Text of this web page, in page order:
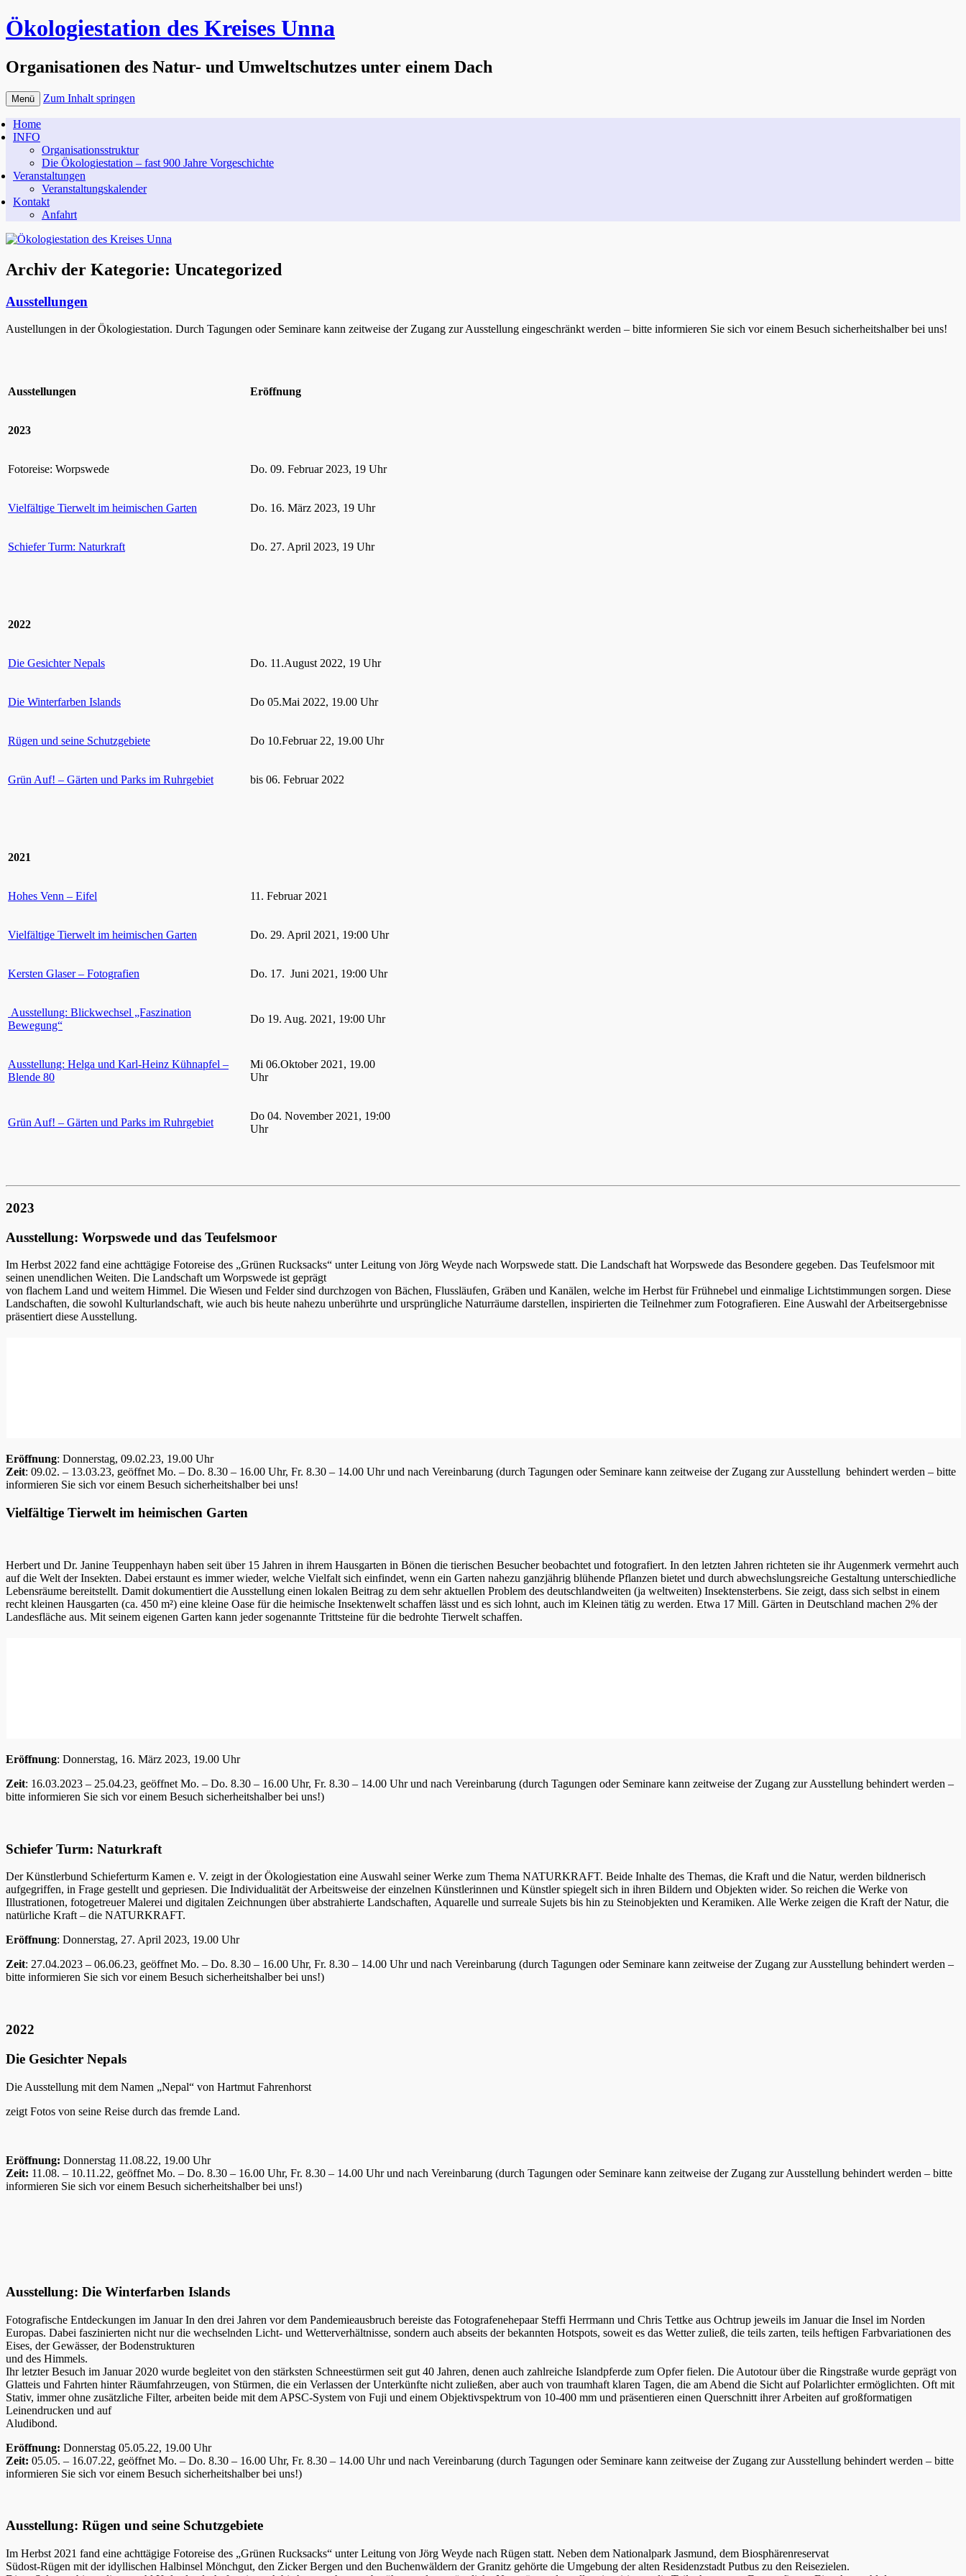
Ökologiestation des Kreises Unna
Organisationen des Natur- und Umweltschutzes unter einem Dach
Menü Zum Inhalt springen
Home
INFO
Organisationsstruktur
Die Ökologiestation – fast 900 Jahre Vorgeschichte
Veranstaltungen
Veranstaltungskalender
Kontakt
Anfahrt
Archiv der Kategorie: Uncategorized
Ausstellungen
Austellungen in der Ökologiestation. Durch Tagungen oder Seminare kann zeitweise der Zugang zur Ausstellung eingeschränkt werden – bitte informieren Sie sich vor einem Besuch sicherheitshalber bei uns!
Ausstellungen Eröffnung
2023
Fotoreise: Worpswede Do. 09. Februar 2023, 19 Uhr
Vielfältige Tierwelt im heimischen Garten Do. 16. März 2023, 19 Uhr
Schiefer Turm: Naturkraft Do. 27. April 2023, 19 Uhr
2022
Die Gesichter Nepals Do. 11.August 2022, 19 Uhr
Die Winterfarben Islands Do 05.Mai 2022, 19.00 Uhr
Rügen und seine Schutzgebiete Do 10.Februar 22, 19.00 Uhr
Grün Auf! – Gärten und Parks im Ruhrgebiet bis 06. Februar 2022
2021
Hohes Venn – Eifel 11. Februar 2021
Vielfältige Tierwelt im heimischen Garten Do. 29. April 2021, 19:00 Uhr
Kersten Glaser – Fotografien Do. 17. Juni 2021, 19:00 Uhr
Ausstellung: Blickwechsel „Faszination
Bewegung“
Do 19. Aug. 2021, 19:00 Uhr
Ausstellung: Helga und Karl-Heinz Kühnapfel –
Blende 80
Mi 06.Oktober 2021, 19.00
Uhr
Grün Auf! – Gärten und Parks im Ruhrgebiet
Do 04. November 2021, 19:00
Uhr
2023
Ausstellung: Worpswede und das Teufelsmoor
Im Herbst 2022 fand eine achttägige Fotoreise des „Grünen Rucksacks“ unter Leitung von Jörg Weyde nach Worpswede statt. Die Landschaft hat Worpswede das Besondere gegeben. Das Teufelsmoor mit
seinen unendlichen Weiten. Die Landschaft um Worpswede ist geprägt
von flachem Land und weitem Himmel. Die Wiesen und Felder sind durchzogen von Bächen, Flussläufen, Gräben und Kanälen, welche im Herbst für Frühnebel und einmalige Lichtstimmungen sorgen. Diese
Landschaften, die sowohl Kulturlandschaft, wie auch bis heute nahezu unberührte und ursprüngliche Naturräume darstellen, inspirierten die Teilnehmer zum Fotografieren. Eine Auswahl der Arbeitsergebnisse
präsentiert diese Ausstellung.
Eröffnung: Donnerstag, 09.02.23, 19.00 Uhr
Zeit: 09.02. – 13.03.23, geöffnet Mo. – Do. 8.30 – 16.00 Uhr, Fr. 8.30 – 14.00 Uhr und nach Vereinbarung (durch Tagungen oder Seminare kann zeitweise der Zugang zur Ausstellung behindert werden – bitte
informieren Sie sich vor einem Besuch sicherheitshalber bei uns!
Vielfältige Tierwelt im heimischen Garten
Herbert und Dr. Janine Teuppenhayn haben seit über 15 Jahren in ihrem Hausgarten in Bönen die tierischen Besucher beobachtet und fotografiert. In den letzten Jahren richteten sie ihr Augenmerk vermehrt auch
auf die Welt der Insekten. Dabei erstaunt es immer wieder, welche Vielfalt sich einfindet, wenn ein Garten nahezu ganzjährig blühende Pflanzen bietet und durch abwechslungsreiche Gestaltung unterschiedliche
Lebensräume bereitstellt. Damit dokumentiert die Ausstellung einen lokalen Beitrag zu dem sehr aktuellen Problem des deutschlandweiten (ja weltweiten) Insektensterbens. Sie zeigt, dass sich selbst in einem
recht kleinen Hausgarten (ca. 450 m²) eine kleine Oase für die heimische Insektenwelt schaffen lässt und es sich lohnt, auch im Kleinen tätig zu werden. Etwa 17 Mill. Gärten in Deutschland machen 2% der
Landesfläche aus. Mit seinem eigenen Garten kann jeder sogenannte Trittsteine für die bedrohte Tierwelt schaffen.
Eröffnung: Donnerstag, 16. März 2023, 19.00 Uhr
Zeit: 16.03.2023 – 25.04.23, geöffnet Mo. – Do. 8.30 – 16.00 Uhr, Fr. 8.30 – 14.00 Uhr und nach Vereinbarung (durch Tagungen oder Seminare kann zeitweise der Zugang zur Ausstellung behindert werden –
bitte informieren Sie sich vor einem Besuch sicherheitshalber bei uns!)
Schiefer Turm: Naturkraft
Der Künstlerbund Schieferturm Kamen e. V. zeigt in der Ökologiestation eine Auswahl seiner Werke zum Thema NATURKRAFT. Beide Inhalte des Themas, die Kraft und die Natur, werden bildnerisch
aufgegriffen, in Frage gestellt und gepriesen. Die Individualität der Arbeitsweise der einzelnen Künstlerinnen und Künstler spiegelt sich in ihren Bildern und Objekten wider. So reichen die Werke von
Illustrationen, fotogetreuer Malerei und digitalen Zeichnungen über abstrahierte Landschaften, Aquarelle und surreale Sujets bis hin zu Steinobjekten und Keramiken. Alle Werke zeigen die Kraft der Natur, die
natürliche Kraft – die NATURKRAFT.
Eröffnung: Donnerstag, 27. April 2023, 19.00 Uhr
Zeit: 27.04.2023 – 06.06.23, geöffnet Mo. – Do. 8.30 – 16.00 Uhr, Fr. 8.30 – 14.00 Uhr und nach Vereinbarung (durch Tagungen oder Seminare kann zeitweise der Zugang zur Ausstellung behindert werden –
bitte informieren Sie sich vor einem Besuch sicherheitshalber bei uns!)
2022
Die Gesichter Nepals
Die Ausstellung mit dem Namen „Nepal“ von Hartmut Fahrenhorst
zeigt Fotos von seine Reise durch das fremde Land.
Eröffnung: Donnerstag 11.08.22, 19.00 Uhr
Zeit: 11.08. – 10.11.22, geöffnet Mo. – Do. 8.30 – 16.00 Uhr, Fr. 8.30 – 14.00 Uhr und nach Vereinbarung (durch Tagungen oder Seminare kann zeitweise der Zugang zur Ausstellung behindert werden – bitte
informieren Sie sich vor einem Besuch sicherheitshalber bei uns!)
Ausstellung: Die Winterfarben Islands
Fotografische Entdeckungen im Januar In den drei Jahren vor dem Pandemieausbruch bereiste das Fotografenehepaar Steffi Herrmann und Chris Tettke aus Ochtrup jeweils im Januar die Insel im Norden
Europas. Dabei faszinierten nicht nur die wechselnden Licht- und Wetterverhältnisse, sondern auch abseits der bekannten Hotspots, soweit es das Wetter zuließ, die teils zarten, teils heftigen Farbvariationen des
Eises, der Gewässer, der Bodenstrukturen
und des Himmels.
Ihr letzter Besuch im Januar 2020 wurde begleitet von den stärksten Schneestürmen seit gut 40 Jahren, denen auch zahlreiche Islandpferde zum Opfer fielen. Die Autotour über die Ringstraße wurde geprägt von
Glatteis und Fahrten hinter Räumfahrzeugen, von Stürmen, die ein Verlassen der Unterkünfte nicht zuließen, aber auch von traumhaft klaren Tagen, die am Abend die Sicht auf Polarlichter ermöglichten. Oft mit
Stativ, immer ohne zusätzliche Filter, arbeiten beide mit dem APSC-System von Fuji und einem Objektivspektrum von 10-400 mm und präsentieren einen Querschnitt ihrer Arbeiten auf großformatigen
Leinendrucken und auf
Aludibond.
Eröffnung: Donnerstag 05.05.22, 19.00 Uhr
Zeit: 05.05. – 16.07.22, geöffnet Mo. – Do. 8.30 – 16.00 Uhr, Fr. 8.30 – 14.00 Uhr und nach Vereinbarung (durch Tagungen oder Seminare kann zeitweise der Zugang zur Ausstellung behindert werden – bitte
informieren Sie sich vor einem Besuch sicherheitshalber bei uns!)
Ausstellung: Rügen und seine Schutzgebiete
Im Herbst 2021 fand eine achttägige Fotoreise des „Grünen Rucksacks“ unter Leitung von Jörg Weyde nach Rügen statt. Neben dem Nationalpark Jasmund, dem Biosphärenreservat
Südost-Rügen mit der idyllischen Halbinsel Mönchgut, den Zicker Bergen und den Buchenwäldern der Granitz gehörte die Umgebung der alten Residenzstadt Putbus zu den Reisezielen.